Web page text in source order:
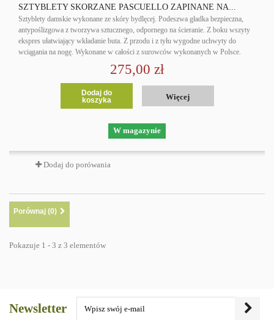
SZTYBLETY SKÓRZANE PASCUELLO ZAPINANE NA...
Sztyblety damskie wykonane ze skóry bydlęcej. Podeszwa gładka bezpieczna,
antypoślizgowa z tworzywa sztucznego, odpornego na ścieranie. Z boku wszyty
ekspres ułatwiający wkładanie buta. Z przodu i z tyłu wygodne uchwyty do
wciągania na nogę. Wykonane w całości z surowców wykonanych w Polsce.
275,00 zł
Dodaj do
koszyka
Więcej
W magazynie
Dodaj do porówania
Porównaj (0)
Pokazuje 1 - 3 z 3 elementów
Newsletter